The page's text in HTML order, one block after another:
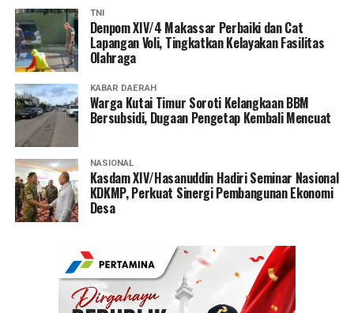
TNI
Denpom XIV/4 Makassar Perbaiki dan Cat
Lapangan Voli, Tingkatkan Kelayakan Fasilitas
Olahraga
KABAR DAERAH
Warga Kutai Timur Soroti Kelangkaan BBM
Bersubsidi, Dugaan Pengetap Kembali Mencuat
NASIONAL
Kasdam XIV/Hasanuddin Hadiri Seminar Nasional
KDKMP, Perkuat Sinergi Pembangunan Ekonomi
Desa